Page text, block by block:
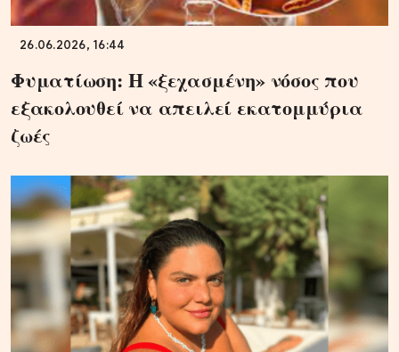
26.06.2026, 16:44
Φυματίωση: Η «ξεχασμένη» νόσος που
εξακολουθεί να απειλεί εκατομμύρια
ζωές